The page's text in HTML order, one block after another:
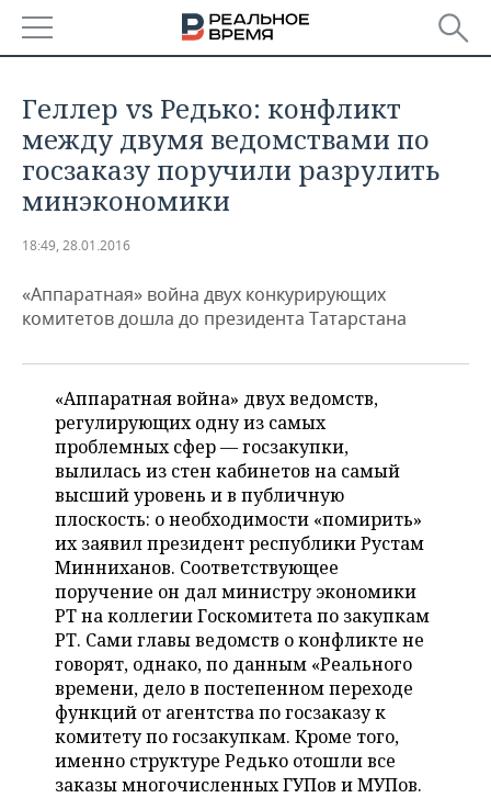
БАШКОРТОСТАН
ТАТАРСТАН
НОВОСТИ
АНАЛИТИКА
КОРОЛИ ГОСЗАКАЗА ПФО
КОМУ ПРИНАДЛЕЖАТ
ТОРГОВЫЕ ЦЕНТРЫ
ТАТАРСТАНА
ФИНАНСЫ
БЮДЖЕТ
ИНВЕСТИЦИИ
НОВОСТИ
АГРОПРОМ
МАШИНОСТРОЕНИЕ
НЕФТЕХИМИЯ
НЕФТЬ
ОПК
ЭНЕРГЕТИКА
НЕДВИЖИМОСТЬ
НОВОСТИ АВТО
БИЗНЕС
НОВОСТИ БИЗНЕСА
РОЗНИЧНАЯ ТОРГОВЛЯ
ТРАНСПОРТ
УСЛУГИ
ТЕХНОЛОГИИ
НОВОСТИ ТЕХНОЛОГИЙ
МЕДИА
ТЕЛЕКОММУНИКАЦИИ
НОВОСТИ МЕРОПРИЯТИЙ
ВЫЕЗДНАЯ РЕДАКЦИЯ
БИЗНЕС-БРАНЧИ
ONLINE-КОНФЕРЕНЦИИ
ОТКРЫТАЯ ЛЕКЦИЯ
СПОРТ
НОВОСТИ СПОРТА
ФУТБОЛ
ХОККЕЙ
БАСКЕТБОЛ
ОБЩЕСТВО
НОВОСТИ ОБЩЕСТВА
ВЛАСТЬ
ИНФРАСТРУКТУРА
ФОТОГАЛЕРЕЯ
СЮЖЕТЫ
СПРАВОЧНИК
Геллер vs Редько: конфликт
между двумя ведомствами по
госзаказу поручили разрулить
минэкономики
18:49, 28.01.2016
«Аппаратная» война двух конкурирующих
комитетов дошла до президента Татарстана
«Аппаратная война» двух ведомств,
регулирующих одну из самых
проблемных сфер — госзакупки,
вылилась из стен кабинетов на самый
высший уровень и в публичную
плоскость: о необходимости «помирить»
их заявил президент республики Рустам
Минниханов. Соответствующее
поручение он дал министру экономики
РТ на коллегии Госкомитета по закупкам
РТ. Сами главы ведомств о конфликте не
говорят, однако, по данным «Реального
времени, дело в постепенном переходе
функций от агентства по госзаказу к
комитету по госзакупкам. Кроме того,
именно структуре Редько отошли все
заказы многочисленных ГУПов и МУПов.